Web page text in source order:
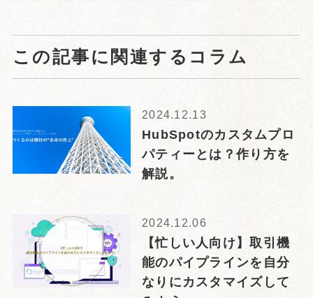
この記事に関連するコラム
2024.12.13
HubSpotのカスタムプロ
パティーとは？作り方を
解説。
2024.12.06
【忙しい人向け】取引機
能のパイプラインを自分
なりにカスタマイズして